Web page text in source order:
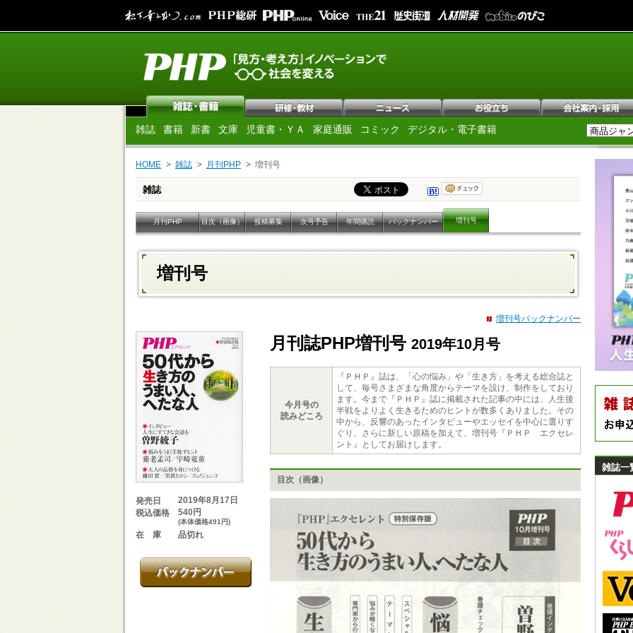
雑誌 書籍 新書 文庫 児童書・ＹＡ 家庭通販 コミック デジタル・電子書籍
HOME 雑誌 月刊PHP 増刊号
雑誌
月刊PHP 目次（画像） 投稿募集 次号予告 年間購読 バックナンバー 増刊号
増刊号
増刊号バックナンバー
発売日
2019年8月17日
税込価格
540円
(本体価格491円)
在 庫 品切れ
月刊誌PHP増刊号 2019年10月号
今月号の
読みどころ
『ＰＨＰ』誌は、「心の悩み」や「生き方」を考える総合誌と
して、毎号さまざまな角度からテーマを設け、制作をしており
ます。今まで『ＰＨＰ』誌に掲載された記事の中には、人生後
半戦をよりよく生きるためのヒントが数多くありました。その
中から、反響のあったインタビューやエッセイを中心に選りす
ぐり、さらに新しい原稿を加えて、増刊号『ＰＨＰ エクセレ
ント』としてお届けします。
目次（画像）
雑誌一